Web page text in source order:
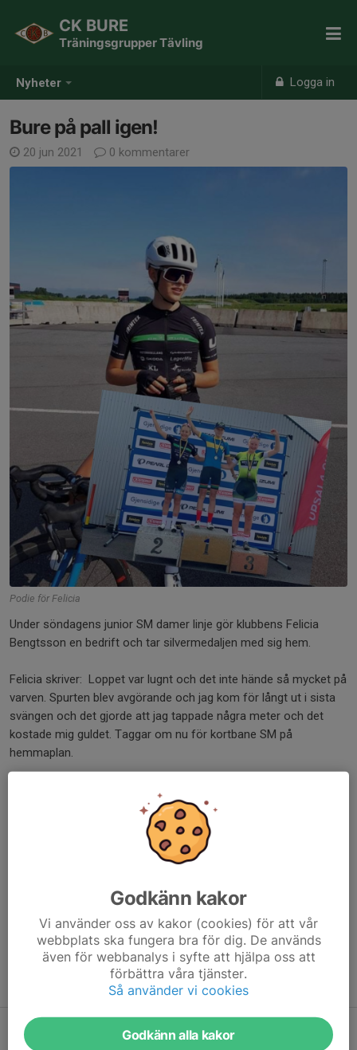
Nyheter Logga in
CK BURE
Träningsgrupper Tävling
Bure på pall igen!
20 jun 2021 0 kommentarer
Podie för Felicia
Under söndagens junior SM damer linje gör klubbens Felicia
Bengtsson en bedrift och tar silvermedaljen med sig hem.
Felicia skriver: Loppet var lugnt och det inte hände så mycket på
varven. Spurten blev avgörande och jag kom för långt ut i sista
svängen och det gjorde att jag tappade några meter och det
kostade mig guldet. Taggar om nu för kortbane SM på
hemmaplan.
Tidigare nyheter
0
Godkänn kakor
Vi använder oss av kakor (cookies) för att vår
webbplats ska fungera bra för dig. De används
även för webbanalys i syfte att hjälpa oss att
förbättra våra tjänster.
Så använder vi cookies
Godkänn alla kakor